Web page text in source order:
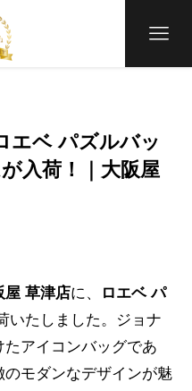
エベ パズルバッ
入荷！｜大阪屋
屋 草津店に、
ロエベ パ
いたしました。ジョナ
アイコンバッグであ
のモダンなデザインが魅